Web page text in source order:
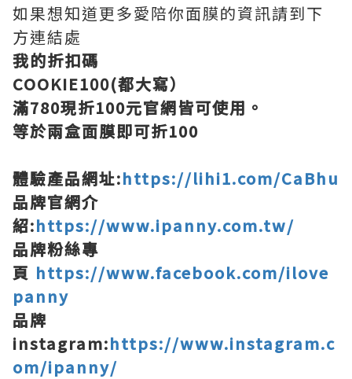
如果想知道更多愛陪你面膜的資訊請到下
方連結處
我的折扣碼
COOKIE100(都大寫）
滿780現折100元官網皆可使用。
等於兩盒面膜即可折100
體驗產品網址:https://lihi1.com/CaBhu
品牌官網介
紹:https://www.ipanny.com.tw/
品牌粉絲專
頁 https://www.facebook.com/ilove
panny
品牌
instagram:https://www.instagram.c
om/ipanny/